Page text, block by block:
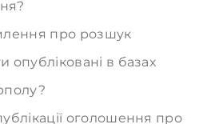
про розшук
опубліковані в базах
оголошення про